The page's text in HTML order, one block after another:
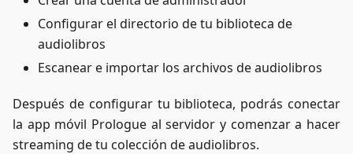
Configurar el directorio de tu biblioteca de
audiolibros
Escanear e importar los archivos de audiolibros
Después de configurar tu biblioteca, podrás conectar
la app móvil Prologue al servidor y comenzar a hacer
streaming de tu colección de audiolibros.